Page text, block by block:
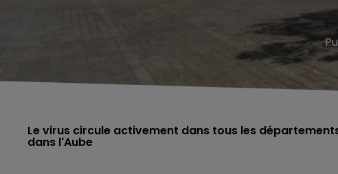
Le virus circule activement dans tous les
dans l'Aube